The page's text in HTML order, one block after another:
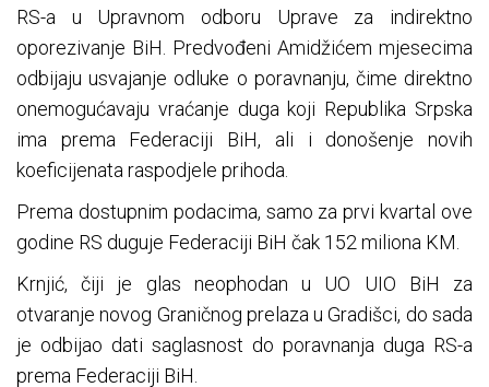
RS-a u Upravnom odboru Uprave za indirektno
oporezivanje BiH. Predvođeni Amidžićem mjesecima
odbijaju usvajanje odluke o poravnanju, čime direktno
onemogućavaju vraćanje duga koji Republika Srpska
ima prema Federaciji BiH, ali i donošenje novih
koeficijenata raspodjele prihoda.
Prema dostupnim podacima, samo za prvi kvartal ove
godine RS duguje Federaciji BiH čak 152 miliona KM.
Krnjić, čiji je glas neophodan u UO UIO BiH za
otvaranje novog Graničnog prelaza u Gradišci, do sada
je odbijao dati saglasnost do poravnanja duga RS-a
prema Federaciji BiH.